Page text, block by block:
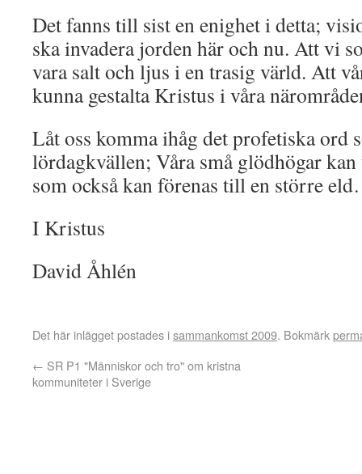
Det fanns till sist en enighet i detta;
ska invadera jorden här och nu. Att vi
vara salt och ljus i en trasig värld. Att
kunna gestalta Kristus i våra
Låt oss komma ihåg det profetiska ord
lördagkvällen; Våra små glödhögar
som också kan förenas till en större
I Kristus
David Åhlén
Det här inlägget postades isammankomst 2009. Bokmärk
← SR P1 "Människor och tro" om kristna
kommuniteter i Sverige